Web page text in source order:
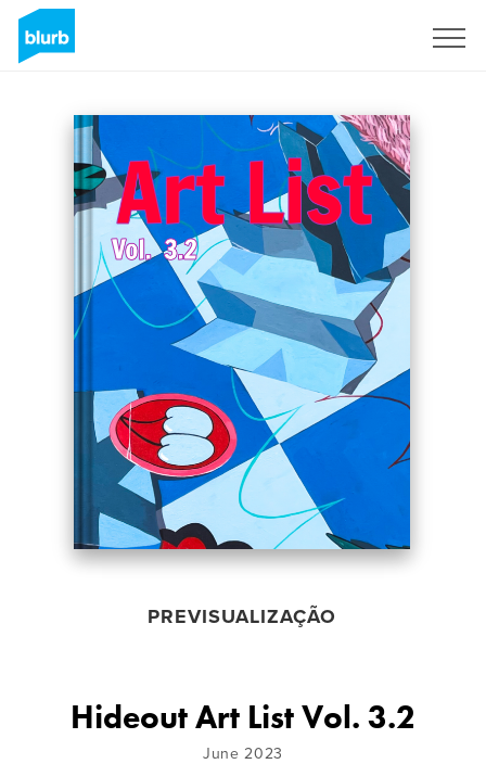
PREVISUALIZAÇÃO
Hideout Art List Vol. 3.2
June 2023